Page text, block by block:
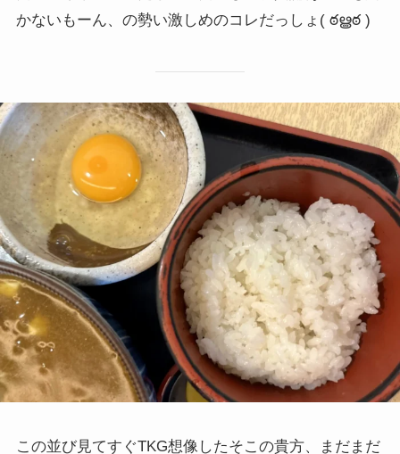
かないもーん、の勢い激しめのコレだっしょ( ఠൠఠ )
この並び見てすぐTKG想像したそこの貴方、まだまだ